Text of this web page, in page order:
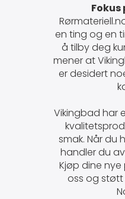
Fokus
en ting og en
å tilby deg
mener at
er desidert
Vikingbad har
smak. Når du
handler du
Kjøp dine
oss og støtt